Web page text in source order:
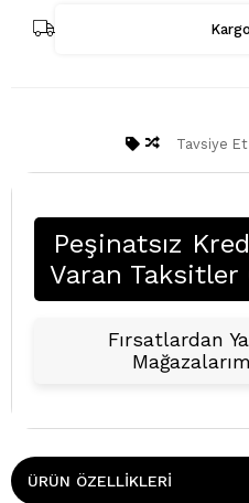
Tavsiye Et
Peşinatsız
Varan Taksitler
Fırsatlardan
ÜRÜN ÖZELLIKLERI